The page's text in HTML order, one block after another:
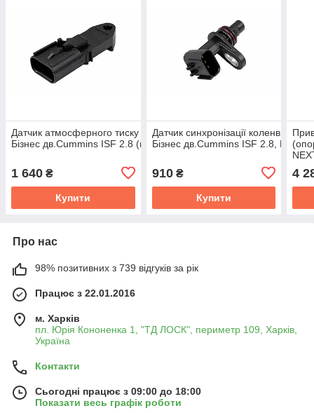
Датчик атмосферного тиску Газель NEXT,
Бізнес дв.Cummins ISF 2.8 (покупн. ГАЗ) 4076493,2897331
1 640 ₴
Купити
Датчик синхронізації коленв.,
Бізнес дв.Cummins ISF 2.8,
910₴
Купити
4
Про нас
98% позитивних з 739 відгуків за рік
Працює з 22.01.2016
м. Харків
пл. Юрія Кононенка 1, "ТД ЛОСК", периметр 109, Харків,
Україна
Контакти
Сьогодні працює з 09:00 до 18:00
Показати весь графік роботи